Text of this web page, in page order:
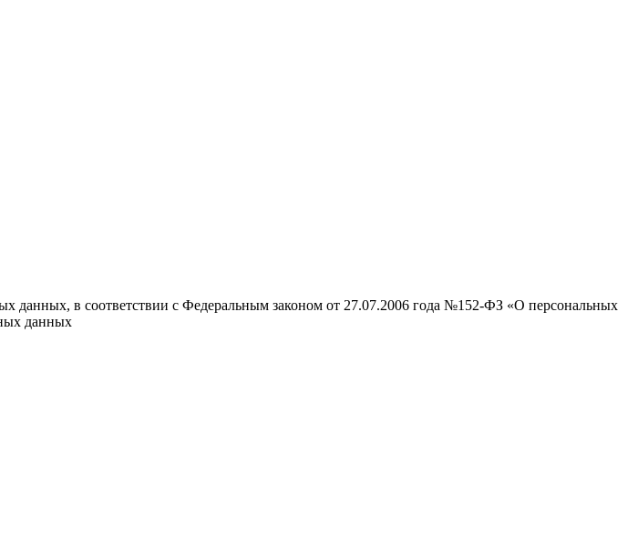
данных, в соответствии с Федеральным законом от 27.07.2006 года №152-ФЗ «О персональных
данных